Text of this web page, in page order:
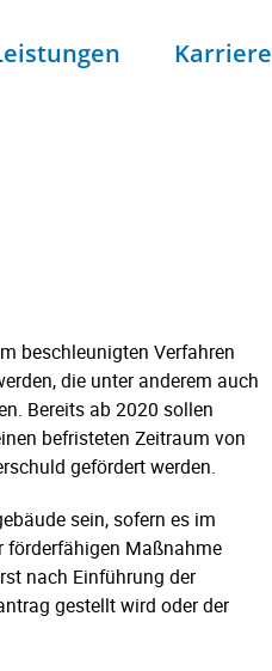
Karriere
beschleunigten Verfahren
die unter anderem auch
Bereits ab 2020 sollen
befristeten Zeitraum von
gefördert werden.
sein, sofern es im
förderfähigen Maßnahme
nach Einführung der
gestellt wird oder der